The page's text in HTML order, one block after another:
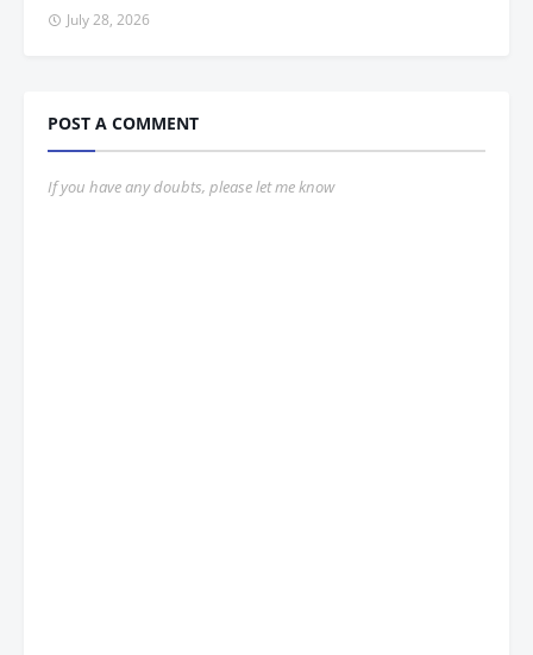
July 28, 2026
POST A COMMENT
If you have any doubts, please let me know